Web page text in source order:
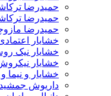
حمیدرضا
حمیدرضا
حمیدرضا
خشایار
خشایار نیک
خشایار
خشایار و نیما و
داریوش